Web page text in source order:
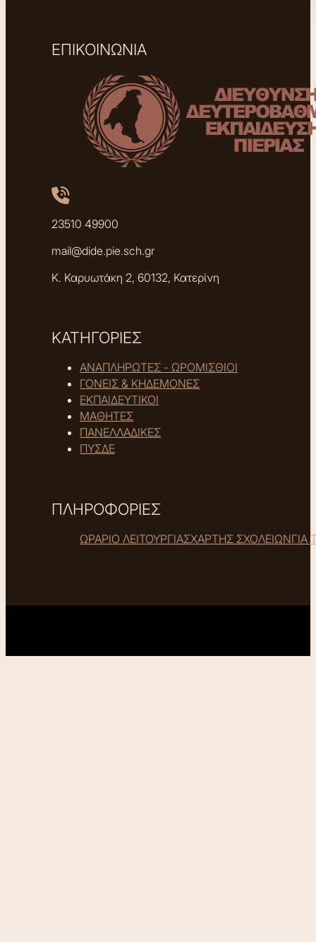
ΕΠΙΚΟΙΝΩΝΙΑ
23510 49900
mail@dide.pie.sch.gr
Κ. Καρυωτάκη 2, 60132, Κατερίνη
ΚΑΤΗΓΟΡΙΕΣ
ΑΝΑΠΛΗΡΩΤΕΣ - ΩΡΟΜΙΣΘΙΟΙ
ΓΟΝΕΙΣ & ΚΗΔΕΜΟΝΕΣ
ΕΚΠΑΙΔΕΥΤΙΚΟΙ
ΜΑΘΗΤΕΣ
ΠΑΝΕΛΛΑΔΙΚΕΣ
ΠΥΣΔΕ
ΠΛΗΡΟΦΟΡΙΕΣ
ΩΡΑΡΙΟ ΛΕΙΤΟΥΡΓΙΑΣΧΑΡΤΗΣ ΣΧΟΛΕΙΩΝΓΙΑ